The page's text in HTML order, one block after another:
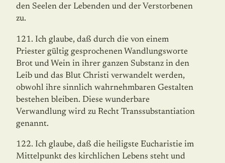
den Seelen der Lebenden und der Verstorbenen
zu.
121. Ich glaube, daß durch die von einem
Priester gültig gesprochenen Wandlungsworte
Brot und Wein in ihrer ganzen Substanz in den
Leib und das Blut Christi verwandelt werden,
obwohl ihre sinnlich wahrnehmbaren Gestalten
bestehen bleiben. Diese wun­der­bare
Verwandlung wird zu Recht Transsubstantiation
genannt.
122. Ich glaube, daß die heiligste Eucharistie im
Mittelpunkt des kirchlichen Lebens steht und